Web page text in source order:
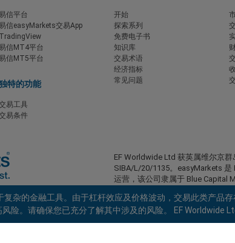
易信平台
易信easyMarkets交易App
TradingView
易信MT4平台
易信MT5平台
特的功能
易工具
易条件
开始
探索系列
免费电子书
知识库
交易术语
经济指标
常见问题
EF Worldwide Ltd 获英属维尔京
SIBA/L/20/1135。easyMarkets
运营，该公司隶属于 Blue Capital
受限地区：EF Worldwide Ltd 不
克省、安大略省、阿富汗、白俄罗
复杂的金融工具。由于杠杆效应及价格波动，交易此类产
险。请确保您已充分了解其中涉及的风险。 EF Worldwide